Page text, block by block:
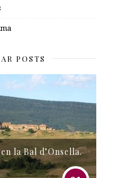
POSTS
la Bal d’Onsella.